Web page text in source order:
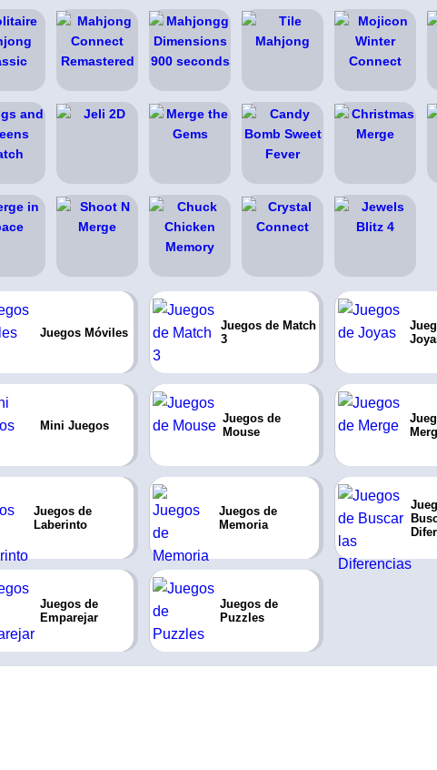
Juegos Móviles
Juegos de Match
3
Mini Juegos
Juegos de
Mouse
Juegos de
Laberinto
Juegos de
Memoria
Juegos de
Emparejar
Juegos de
Puzzles